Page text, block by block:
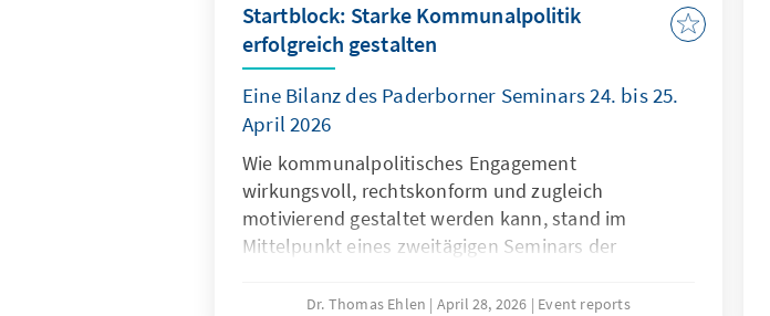
Startblock: Starke Kommunalpolitik
erfolgreich gestalten
Eine Bilanz des Paderborner Seminars 24. bis 25.
April 2026
Wie kommunalpolitisches Engagement
wirkungsvoll, rechtskonform und zugleich
motivierend gestaltet werden kann, stand im
Mittelpunkt eines zweitägigen Seminars der
Bildungsforums Nordrhein Westfalen der Konrad
Dr. Thomas Ehlen April 28, 2026 Event reports